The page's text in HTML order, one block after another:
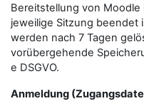
Bereitstellung von
jeweilige Sitzung beendet
werden nach 7 Tagen
vorübergehende
e DSGVO.
Anmeldung